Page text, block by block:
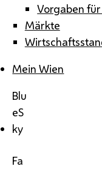
Vorgaben
Märkte
Mein Wien
Blu
eS
ky
Fa